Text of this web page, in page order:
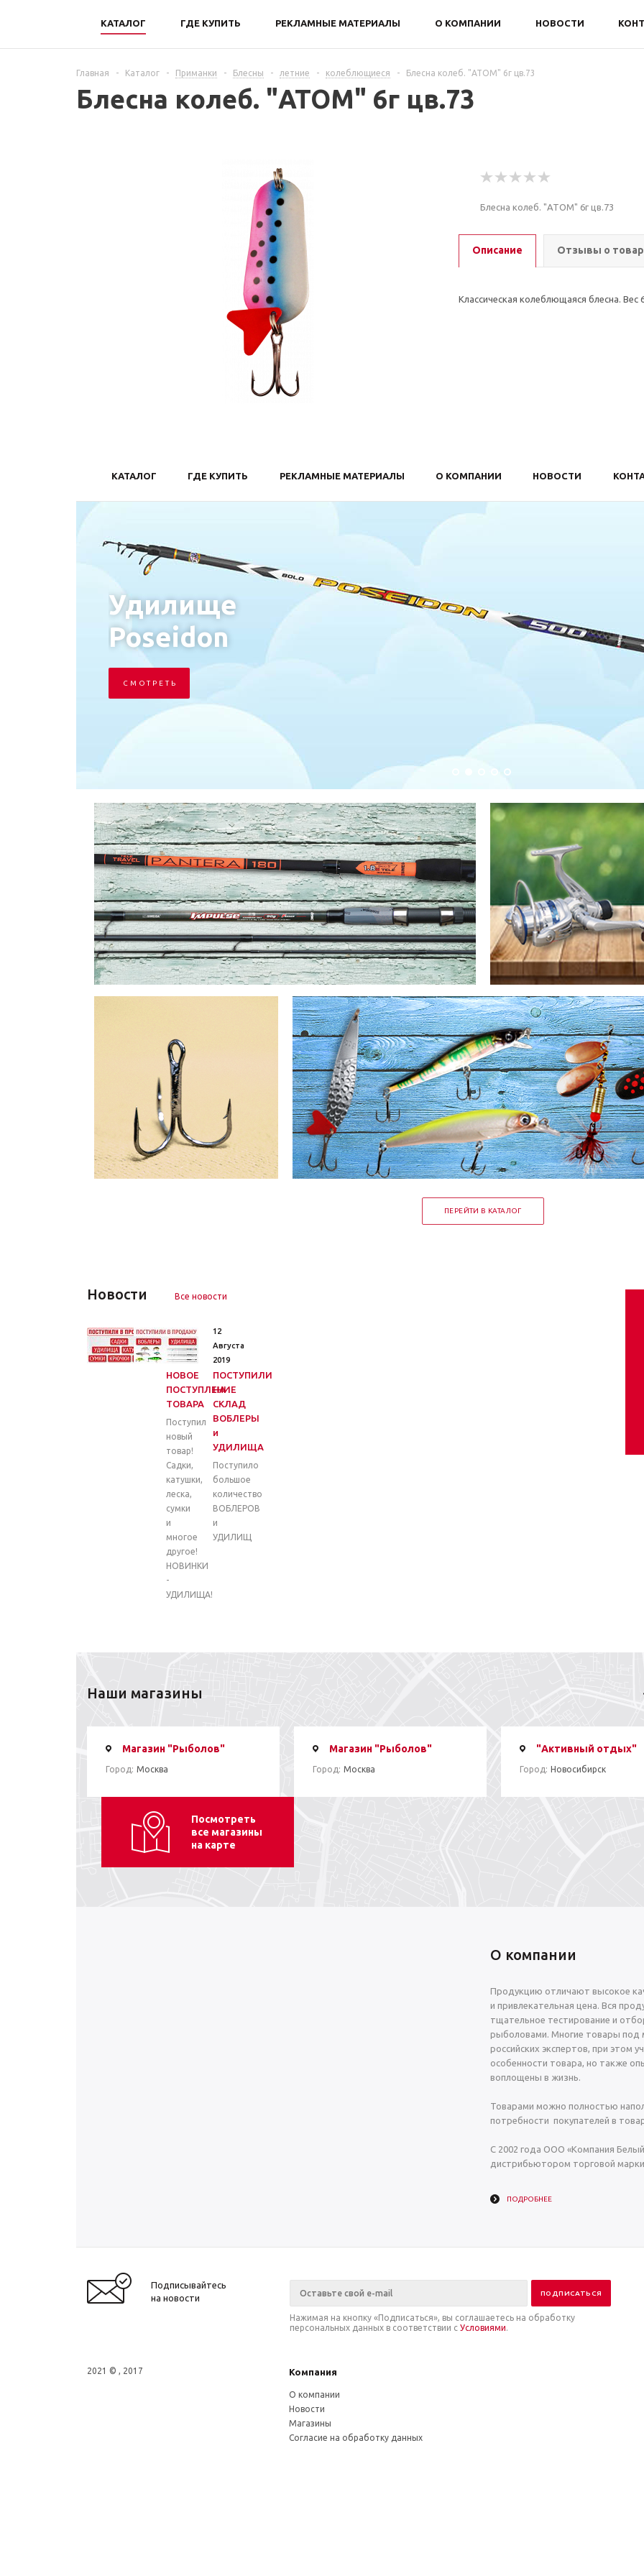
КАТАЛОГ ГДЕ КУПИТЬ РЕКЛАМНЫЕ МАТЕРИАЛЫ О КОМПАНИИ НОВОСТИ
Главная - Каталог - Приманки - Блесны - летние - колеблющиеся - Блесна колеб. "ATOM" 6г цв.73
Блесна колеб. "ATOM" 6г цв.73
Блесна колеб. "ATOM" 6г цв.73
Описание Отзывы о
Классическая колеблющаяся блесна.
КАТАЛОГ ГДЕ КУПИТЬ РЕКЛАМНЫЕ МАТЕРИАЛЫ О КОМПАНИИ НОВОСТИ
Удилище
Poseidon
С М О Т Р Е Т Ь
ПЕРЕЙТИ В КАТАЛОГ
Новости Все новости
26
Марта
2020
НОВОЕ
ПОСТУПЛЕНИЕ
ТОВАРА
Поступил
новый
товар!
Садки,
катушки,
леска,
сумки
и
многое
другое!
НОВИНКИ
-
УДИЛИЩА!
12
Августа
2019
ПОСТУПИЛИ
НА
СКЛАД
ВОБЛЕРЫ
и
УДИЛИЩА
Поступило
большое
количество
ВОБЛЕРОВ
и
УДИЛИЩ
Наши магазины
Магазин "Рыболов"
Город: Москва
Магазин "Рыболов"
Город: Москва
"Активный отдых"
Город: Новосибирск
Посмотреть
все магазины
на карте
О компании
Продукцию отличают высокое
и привлекательная цена. Вся
тщательное тестирование и
рыболовами. Многие товары под
российских экспертов, при этом
особенности товара, но также
воплощены в жизнь.
Товарами можно полностью
потребности покупателей в
С 2002 года ООО «Компания
дистрибьютором торговой марки
ПОДРОБНЕЕ
Подписывайтесь
на новости
Нажимая на кнопку «Подписаться», вы соглашаетесь на обработку
персональных данных в соответствии с Условиями.
2021 © , 2017 Компания
О компании
Новости
Магазины
Согласие на обработку данных